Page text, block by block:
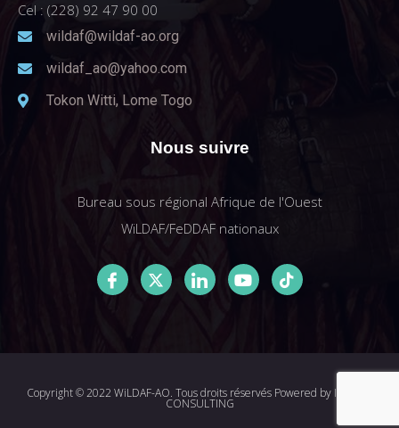
Cel : (228) 92 47 90 00
wildaf@wildaf-ao.org
wildaf_ao@yahoo.com
Tokon Witti, Lome Togo
Nous suivre
Bureau sous régional Afrique de l'Ouest
WiLDAF/FeDDAF nationaux
Copyright © 2022 WiLDAF-AO. Tous droits réservés Powered by I-MEDIA
CONSULTING